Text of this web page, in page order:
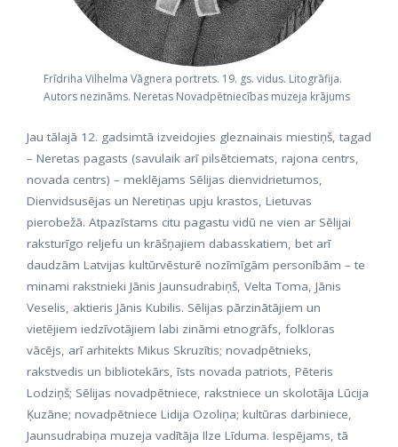
Frīdriha Vilhelma Vāgnera portrets. 19. gs. vidus. Litogrāfija.
Autors nezināms. Neretas Novadpētniecības muzeja krājums
Jau tālajā 12. gadsimtā izveidojies gleznainais miestiņš, tagad
– Neretas pagasts (savulaik arī pilsētciemats, rajona centrs,
novada centrs) – meklējams Sēlijas dienvidrietumos,
Dienvidsusējas un Neretiņas upju krastos, Lietuvas
pierobežā. Atpazīstams citu pagastu vidū ne vien ar Sēlijai
raksturīgo reljefu un krāšņajiem dabasskatiem, bet arī
daudzām Latvijas kultūrvēsturē nozīmīgām personībām – te
minami rakstnieki Jānis Jaunsudrabiņš, Velta Toma, Jānis
Veselis, aktieris Jānis Kubilis. Sēlijas pārzinātājiem un
vietējiem iedzīvotājiem labi zināmi etnogrāfs, folkloras
vācējs, arī arhitekts Mikus Skruzītis; novadpētnieks,
rakstvedis un bibliotekārs, īsts novada patriots, Pēteris
Lodziņš; Sēlijas novadpētniece, rakstniece un skolotāja Lūcija
Ķuzāne; novadpētniece Lidija Ozoliņa; kultūras darbiniece,
Jaunsudrabiņa muzeja vadītāja Ilze Līduma. Iespējams, tā